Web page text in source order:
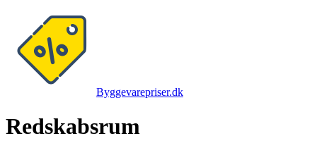
Byggevarepriser.dk
Redskabsrum